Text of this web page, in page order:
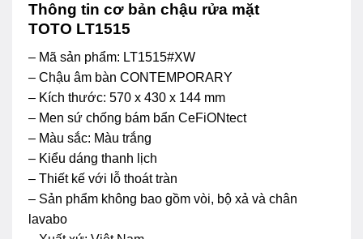
Thông tin cơ bản chậu rửa mặt
TOTO LT1515
– Mã sản phẩm: LT1515#XW
– Chậu âm bàn CONTEMPORARY
– Kích thước: 570 x 430 x 144 mm
– Men sứ chống bám bẩn CeFiONtect
– Màu sắc: Màu trắng
– Kiểu dáng thanh lịch
– Thiết kế với lỗ thoát tràn
– Sản phẩm không bao gồm vòi, bộ xả và chân
lavabo